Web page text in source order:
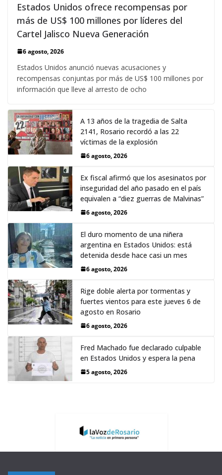
Estados Unidos ofrece recompensas por
más de US$ 100 millones por líderes del
Cartel Jalisco Nueva Generación
6 agosto, 2026
Estados Unidos anunció nuevas acusaciones y
recompensas conjuntas por más de US$ 100 millones por
información que lleve al arresto de ocho
A 13 años de la tragedia de Salta
2141, Rosario recordó a las 22
víctimas de la explosión
6 agosto, 2026
Ex fiscal afirmó que los asesinatos por
inseguridad del año pasado en el país
equivalen a “diez guerras de Malvinas”
6 agosto, 2026
El duro momento de una niñera
argentina en Estados Unidos: está
detenida desde hace casi un mes
6 agosto, 2026
Rige doble alerta por tormentas y
fuertes vientos para este jueves 6 de
agosto en Rosario
6 agosto, 2026
Fred Machado fue declarado culpable
en Estados Unidos y espera la pena
5 agosto, 2026